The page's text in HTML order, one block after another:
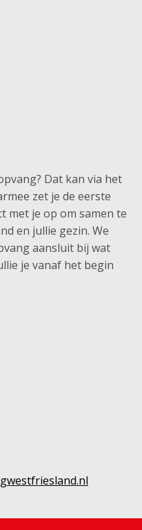
Dat kan via het
zet je de eerste
met je op om samen te
en jullie gezin. We
aansluit bij wat
je vanaf het begin